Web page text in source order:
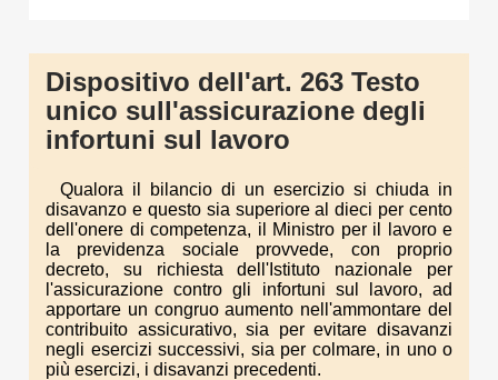
Dispositivo dell'art. 263 Testo
unico sull'assicurazione degli
infortuni sul lavoro
Qualora il bilancio di un esercizio si chiuda in
disavanzo e questo sia superiore al dieci per cento
dell'onere di competenza, il Ministro per il lavoro e
la previdenza sociale provvede, con proprio
decreto, su richiesta dell'Istituto nazionale per
l'assicurazione contro gli infortuni sul lavoro, ad
apportare un congruo aumento nell'ammontare del
contribuito assicurativo, sia per evitare disavanzi
negli esercizi successivi, sia per colmare, in uno o
più esercizi, i disavanzi precedenti.